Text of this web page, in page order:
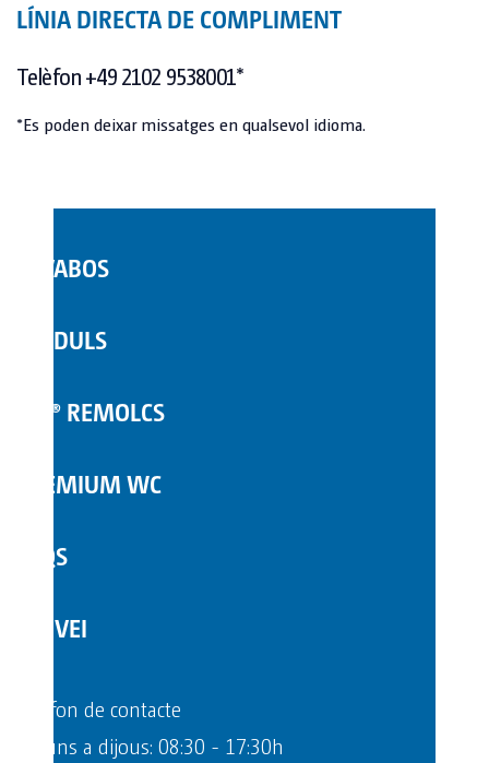
LÍNIA DIRECTA DE COMPLIMENT
Telèfon +49 2102 9538001*
*Es poden deixar missatges en qualsevol idioma.
LAVABOS
MÒDULS
TOI® REMOLCS
PREMIUM WC
FAQS
SERVEI
Telèfon de contacte
Dilluns a dijous: 08:30 - 17:30h